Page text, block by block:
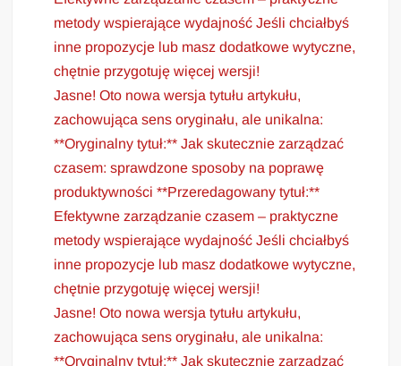
metody wspierające wydajność Jeśli chciałbyś
inne propozycje lub masz dodatkowe wytyczne,
chętnie przygotuję więcej wersji!
Jasne! Oto nowa wersja tytułu artykułu,
zachowująca sens oryginału, ale unikalna:
**Oryginalny tytuł:** Jak skutecznie zarządzać
czasem: sprawdzone sposoby na poprawę
produktywności **Przeredagowany tytuł:**
Efektywne zarządzanie czasem – praktyczne
metody wspierające wydajność Jeśli chciałbyś
inne propozycje lub masz dodatkowe wytyczne,
chętnie przygotuję więcej wersji!
Jasne! Oto nowa wersja tytułu artykułu,
zachowująca sens oryginału, ale unikalna:
**Oryginalny tytuł:** Jak skutecznie zarządzać